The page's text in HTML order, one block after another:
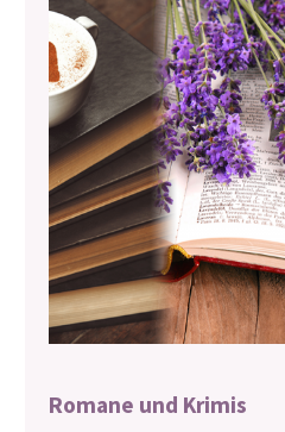
Romane und Krimis